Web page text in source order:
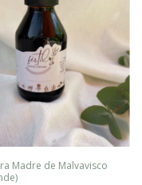
Madre de Malvavisco